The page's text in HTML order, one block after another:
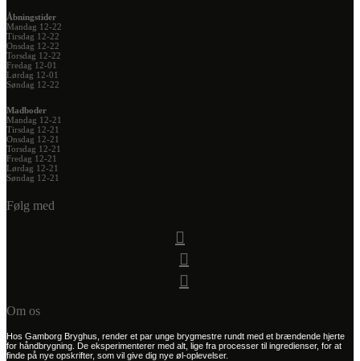
Åbningstider
Mandag 12-22
Tirsdag 12-22
Onsdag 12-22
Torsdag 12-22
Fredag 12-01
Lørdag 12-01
Søndag 12-22
Madboder
Mandag 12-21
Tirsdag 12-21
Onsdag 12-21
Torsdag 12-21
Fredag 12-21
Lørdag 12-21
Søndag 12-21
Følg med
Om os
Hos Gamborg Bryghus, render et par unge brygmestre rundt med et brændende hjerte
for håndbrygning. De eksperimenterer med alt, lige fra processer til ingredienser, for at
finde på nye opskrifter, som vil give dig nye øl-oplevelser.